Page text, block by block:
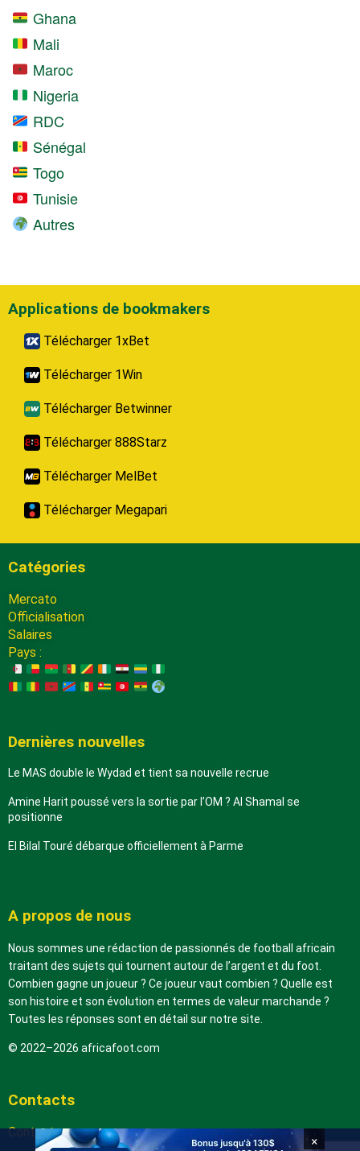
Ghana
Mali
Maroc
Nigeria
RDC
Sénégal
Togo
Tunisie
Autres
Applications de bookmakers
Télécharger 1xBet
Télécharger 1Win
Télécharger Betwinner
Télécharger 888Starz
Télécharger MelBet
Télécharger Megapari
Catégories
Mercato
Officialisation
Salaires
Pays :
Dernières nouvelles
Le MAS double le Wydad et tient sa nouvelle recrue
Amine Harit poussé vers la sortie par l’OM ? Al Shamal se
positionne
El Bilal Touré débarque officiellement à Parme
A propos de nous
Nous sommes une rédaction de passionnés de football africain
traitant des sujets qui tournent autour de l’argent et du foot.
Combien gagne un joueur ? Ce joueur vaut combien ? Quelle est
son histoire et son évolution en termes de valeur marchande ?
Toutes les réponses sont en détail sur notre site.
© 2022–2026 africafoot.com
Contacts
Contactez-nous ×